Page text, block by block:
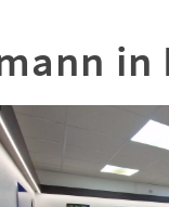
in